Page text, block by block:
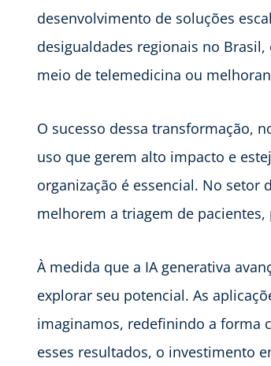
desenvolvimento de soluções
desigualdades regionais no
meio de telemedicina ou
O sucesso dessa transformação,
uso que gerem alto impacto e
organização é essencial. No
melhorem a triagem de
À medida que a IA generativa
explorar seu potencial. As
imaginamos, redefinindo a forma
esses resultados, o investimento